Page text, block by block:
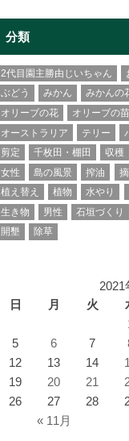
分類
2代目園主勝由じいちゃん
ぶどう
みかん みかんの
オリーブの花
オリーブの
オーストラリア
テリー
剪定
千枚田・棚田 収穫
女性
島の風景 搾油
植え替え
植物 水やり
生き物
男性 石垣づくり
開墾
除草
2021
日
月 火
« 11月
5
6 7
12
13 14
19
20 21
26
27 28